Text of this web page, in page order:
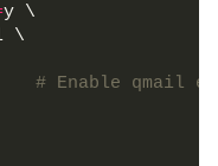
y \
\
# Enable qmail